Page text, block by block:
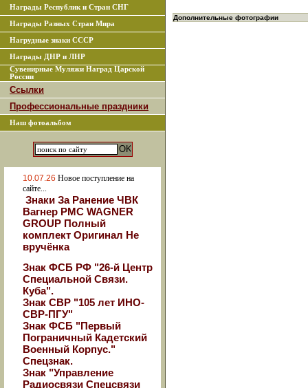
Награды Республик и Стран СНГ
Награды Разных Стран Мира
Нагрудные знаки СССР
Награды ДНР и ЛНР
Сувенирные Муляжи Наград Царской
России
Ссылки
Профессиональные праздники
Наш фотоальбом
10.07.26 Новое поступление на
сайте...
Знаки За Ранение ЧВК
Вагнер РМС WAGNER
GROUP Полный
комплект Оригинал Не
вручёнка
Знак ФСБ РФ "26-й Центр
Специальной Связи.
Куба".
Знак СВР "105 лет ИНО-
СВР-ПГУ"
Знак ФСБ "Первый
Пограничный Кадетский
Военный Корпус."
Спецзнак.
Знак "Управление
Радиосвязи Спецсвязи
Дополнительные фотографии